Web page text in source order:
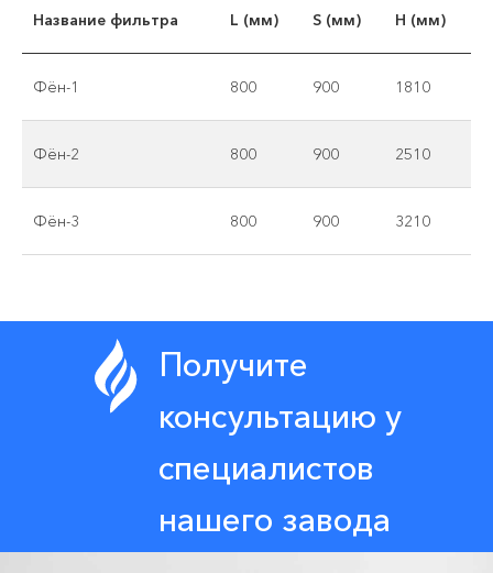
Название фильтра L (мм) S (мм) H (мм)
Фён-1 800 900 1810
Фён-2 800 900 2510
Фён-3 800 900 3210
Получите
консультацию у
специалистов
нашего завода